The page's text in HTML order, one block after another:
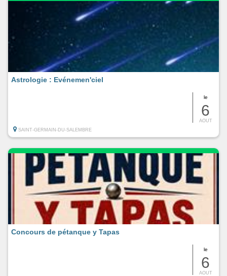
le
6
AOUT
Astrologie : Evénemen'ciel
SAINT-GERMAIN-DU-SALEMBRE
le
6
AOUT
Concours de pétanque y Tapas